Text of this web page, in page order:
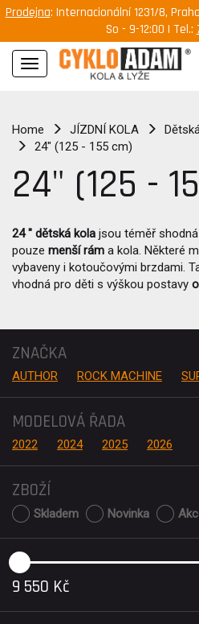
Prodejna: Internacionální 1231/8,
So - 9-12:00 | Tel.:
Navigace
Home JÍZDNÍ KOLA
24" (125 - 155 cm)
24" (125 -
24 " dětská kola jsou téměř
pouze menší rám a kola. Některé
vybaveny i kotoučovými brzdami.
vhodná pro děti s výškou postavy
ZNAČKA
AUTHOR ROCK MACHINE
MODELOVÁ ŘADA
2022 2024 2025 2026
ZBOŽÍ
Skladem Novinka
9 550 Kč